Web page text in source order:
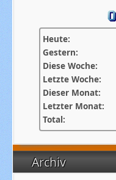
Heute:
Gestern:
Diese Woche:
Letzte Woche:
Dieser Monat:
Letzter Monat:
Total:
Archiv